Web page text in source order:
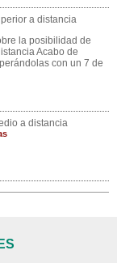
a distancia
la posibilidad de
Acabo de
con un 7 de
a distancia